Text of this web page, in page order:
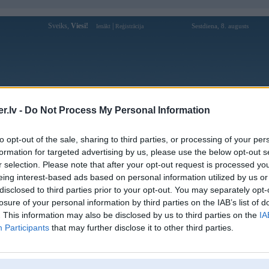
- Do Not Process My Personal Information
opt-out of the sale, sharing to third parties, or processing of your
for targeted advertising by us, please use the below opt-out
selection. Please note that after your opt-out request is processed
interest-based ads based on personal information utilized by us
to third parties prior to your opt-out. You may separately
of your personal information by third parties on the IAB’s list of
This information may also be disclosed by us to third parties on the
Participants that may further disclose it to other third parties.
Sveiks, Viesi! Ienākt Reģistrācija Sestdiena, 8. augusts
Forums Galerijas Reģistrācija Lietotāji
Lietotāja fa88mx profils
Pēdējo reizi manīts: 02. Feb 2025, 17:47
Lietotājvārds:
fa88mx
Ziņojumi forumā:
0
[Pēdējie ziņojumi forumā]